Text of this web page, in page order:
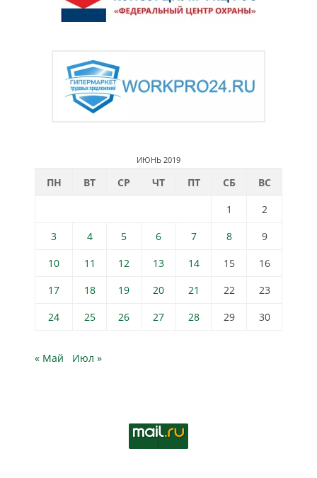
ИЮНЬ 2019
ПН ВТ СР ЧТ ПТ СБ
ВС
1
2
3
4 5 6 7 8
9
10
11 12 13 14 15
16
17
18 19 20 21 22
23
24
25 26 27 28 29 30
« Май Июл »